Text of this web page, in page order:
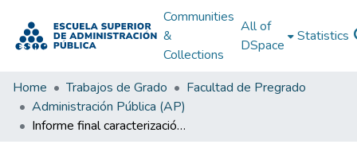
Communities
&
Collections
All of
DSpace
Statistics
Home Trabajos de Grado
Facultad de Pregrado
Administración Pública (AP)
Informe final caracterización socio demográfica de graduados y docentes, empleabilidad y seguimiento a territoriales